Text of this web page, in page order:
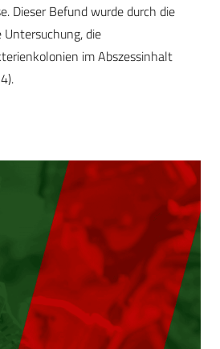
Dieser Befund wurde durch die
die
im Abszessinhalt